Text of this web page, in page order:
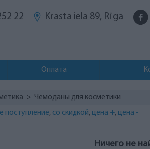
22 Krasta iela 89, Rīga
Оплата
> Чемоданы для косметики
поступление, со скидкой, цена +, цена -
Ничего не